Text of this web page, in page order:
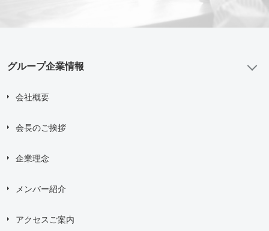
グループ企業情報
会社概要
会長のご挨拶
企業理念
メンバー紹介
アクセスご案内